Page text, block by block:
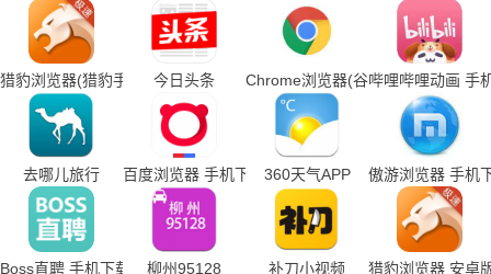
猎豹浏览器(猎豹手机浏览器下载)
今日头条 Chrome浏览器(谷歌浏览器手机下
哔哩哔哩动画 手
去哪儿旅行 百度浏览器 手机下载360天气APP 傲游浏览器 手机
Boss直聘 手机下载 柳州95128 补刀小视频 猎豹浏览器 安卓